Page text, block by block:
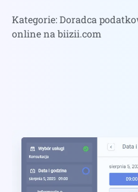
Kategorie:Doradca
online na biizii.com